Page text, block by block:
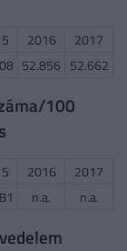
2016
2017
52.856 52.662
100
2016
2017
n.a. n.a.